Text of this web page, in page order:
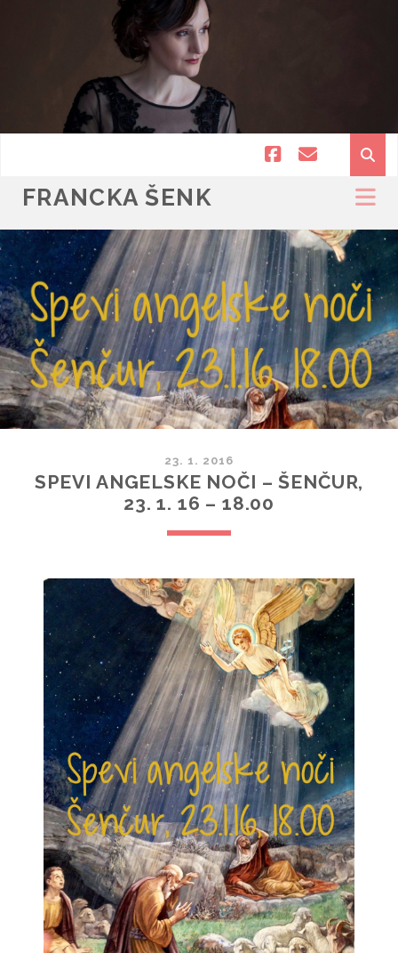
facebook
email
FRANCKA ŠENK
23. 1. 2016
SPEVI ANGELSKE NOČI – ŠENČUR,
23. 1. 16 – 18.00